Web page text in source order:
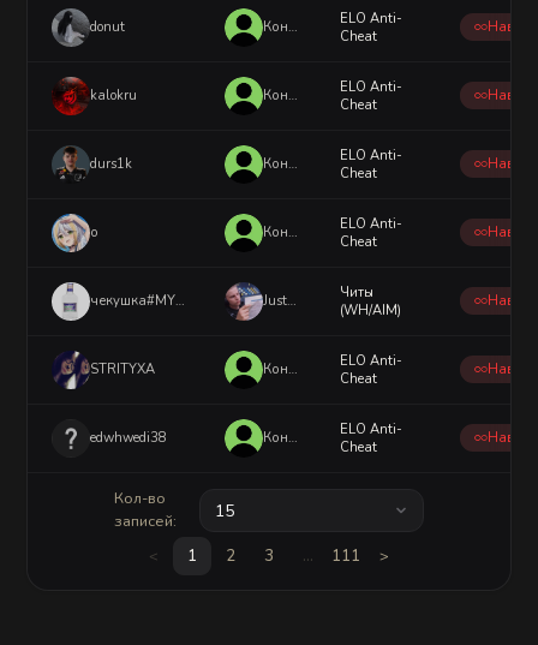
donut Консоль
ELO Anti-
Cheat
kalokru Консоль
ELO Anti-
Cheat
durs1k Консоль
ELO Anti-
Cheat
о Консоль
ELO Anti-
Cheat
чекушка#MYRUST JustSkill1ng
Читы
(WH/AIM)
STRITYXA Консоль
ELO Anti-
Cheat
edwhwedi38 Консоль
ELO Anti-
Cheat
Кол-во
записей:
15
< 1 2 3 ... 111 >
п
р
л
е
и
е
м!